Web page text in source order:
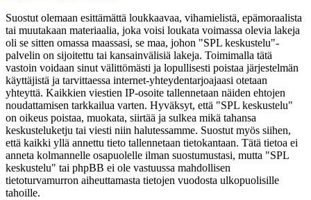
Suostut olemaan esittämättä loukkaavaa, vihamielistä, epämoraalista
tai muutakaan materiaalia, joka voisi loukata voimassa olevia lakeja
oli se sitten omassa maassasi, se maa, johon "SPL keskustelu"-
palvelin on sijoitettu tai kansainvälisiä lakeja. Toimimalla tätä
vastoin voidaan sinut välittömästi ja lopullisesti poistaa järjestelmän
käyttäjistä ja tarvittaessa internet-yhteydentarjoajaasi otetaan
yhteyttä. Kaikkien viestien IP-osoite tallennetaan näiden ehtojen
noudattamisen tarkkailua varten. Hyväksyt, että "SPL keskustelu"
on oikeus poistaa, muokata, siirtää ja sulkea mikä tahansa
keskusteluketju tai viesti niin halutessamme. Suostut myös siihen,
että kaikki yllä annettu tieto tallennetaan tietokantaan. Tätä tietoa ei
anneta kolmannelle osapuolelle ilman suostumustasi, mutta "SPL
keskustelu" tai phpBB ei ole vastuussa mahdollisen
tietoturvamurron aiheuttamasta tietojen vuodosta ulkopuolisille
tahoille.